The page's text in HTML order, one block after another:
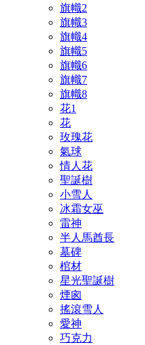
旗幟2
旗幟3
旗幟4
旗幟5
旗幟6
旗幟7
旗幟8
花1
花
玫瑰花
氣球
情人花
聖誕樹
小雪人
冰霜女巫
雷神
半人馬酋長
墓碑
棺材
星光聖誕樹
煙囪
搖滾雪人
愛神
巧克力